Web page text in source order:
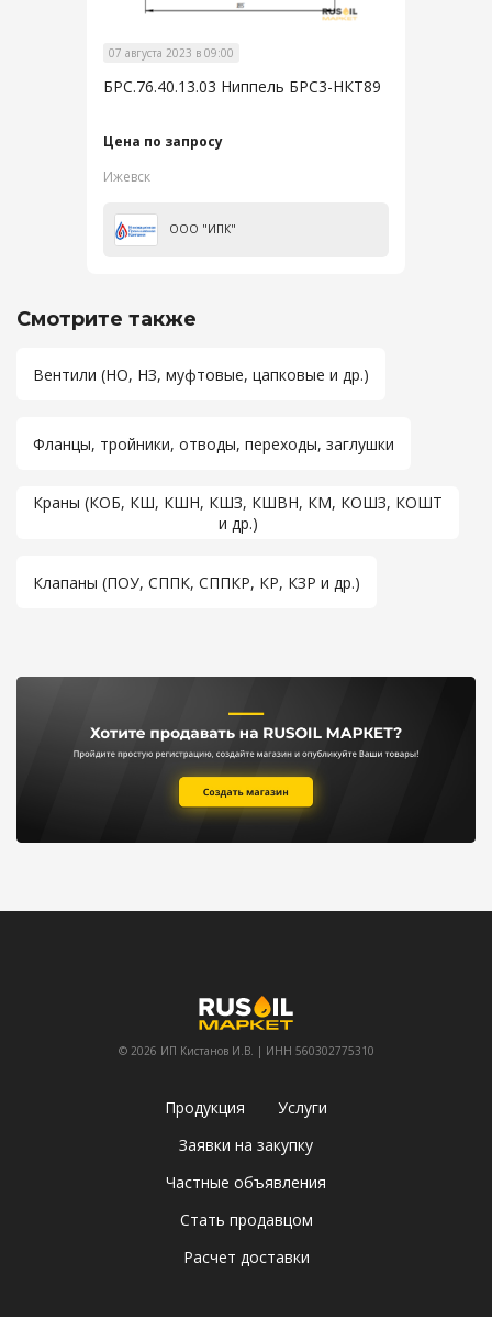
07 августа 2023 в 09:00
БРС.76.40.13.03 Ниппель БРС3-НКТ89
Цена по запросу
Ижевск
ООО "ИПК"
Смотрите также
Вентили (НО, НЗ, муфтовые, цапковые и др.)
Фланцы, тройники, отводы, переходы, заглушки
Краны (КОБ, КШ, КШН, КШЗ, КШВН, КМ, КОШЗ, КОШТ
и др.)
Клапаны (ПОУ, СППК, СППКР, КР, КЗР и др.)
© 2026 ИП Кистанов И.В. | ИНН 560302775310
Продукция
Услуги
Заявки на закупку
Частные объявления
Стать продавцом
Расчет доставки